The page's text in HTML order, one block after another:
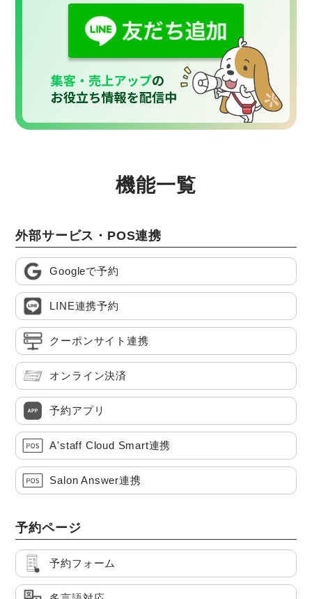
機能一覧
外部サービス・POS連携
Googleで予約
LINE連携予約
クーポンサイト連携
オンライン決済
予約アプリ
A'staff Cloud Smart連携
Salon Answer連携
予約ページ
予約フォーム